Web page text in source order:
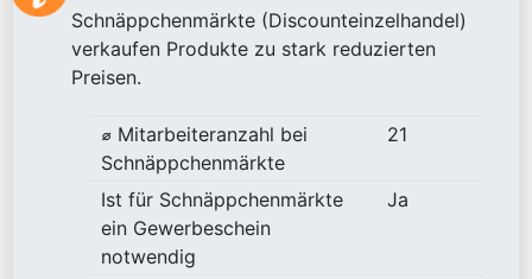
Schnäppchenmärkte (Discounteinzelhandel)
verkaufen Produkte zu stark reduzierten
Preisen.
⌀ Mitarbeiteranzahl bei
Schnäppchenmärkte
21
Ist für Schnäppchenmärkte
ein Gewerbeschein
notwendig
Ja